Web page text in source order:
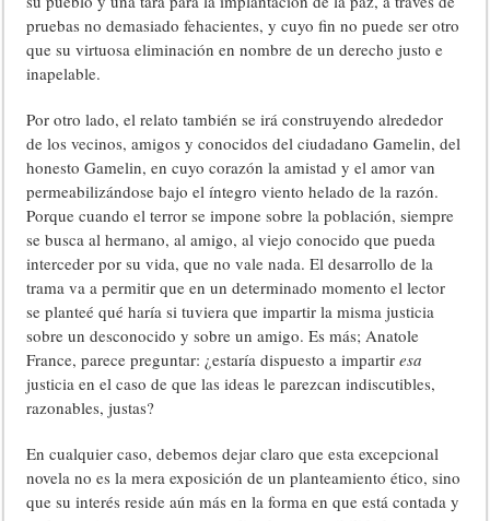
pruebas no demasiado fehacientes, y cuyo fin no puede ser otro
que su virtuosa eliminación en nombre de un derecho justo e
inapelable.
Por otro lado, el relato también se irá construyendo alrededor
de los vecinos, amigos y conocidos del ciudadano Gamelin, del
honesto Gamelin, en cuyo corazón la amistad y el amor van
permeabilizándose bajo el íntegro viento helado de la razón.
Porque cuando el terror se impone sobre la población, siempre
se busca al hermano, al amigo, al viejo conocido que pueda
interceder por su vida, que no vale nada. El desarrollo de la
trama va a permitir que en un determinado momento el lector
se planteé qué haría si tuviera que impartir la misma justicia
sobre un desconocido y sobre un amigo. Es más; Anatole
France, parece preguntar: ¿estaría dispuesto a impartiresa
justicia en el caso de que las ideas le parezcan indiscutibles,
razonables, justas?
En cualquier caso, debemos dejar claro que esta excepcional
novela no es la mera exposición de un planteamiento ético, sino
que su interés reside aún más en la forma en que está contada y